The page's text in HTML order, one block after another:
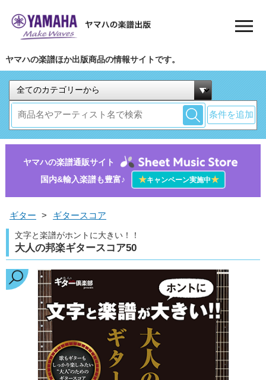
ヤマハの楽譜ほか出版商品の情報サイトです。
条件を追加
ヤマハの楽譜通販サイト
国内&輸入楽譜も豊富♪
★キャンペーン実施中★
ギター > ギタースコア
文字と楽譜がホントに大きい！！
大人の邦楽ギタースコア50